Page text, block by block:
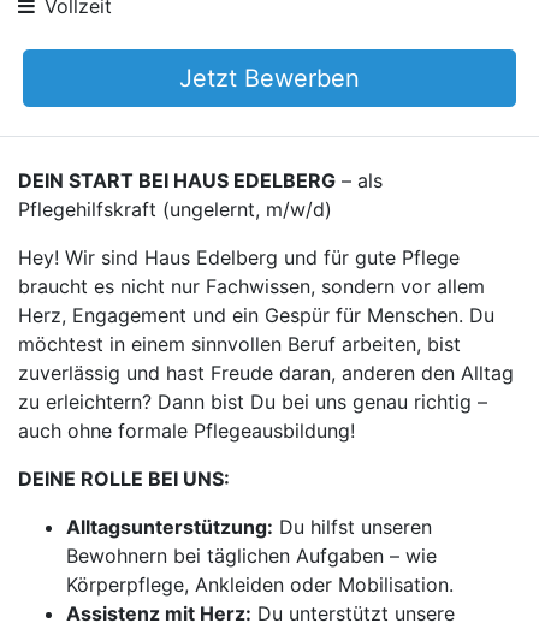
Vollzeit
Jetzt Bewerben
DEIN START BEI HAUS EDELBERG – als
Pflegehilfskraft (ungelernt, m/w/d)
Hey! Wir sind Haus Edelberg und für gute Pflege
braucht es nicht nur Fachwissen, sondern vor allem
Herz, Engagement und ein Gespür für Menschen. Du
möchtest in einem sinnvollen Beruf arbeiten, bist
zuverlässig und hast Freude daran, anderen den Alltag
zu erleichtern? Dann bist Du bei uns genau richtig –
auch ohne formale Pflegeausbildung!
DEINE ROLLE BEI UNS:
Alltagsunterstützung: Du hilfst unseren
Bewohnern bei täglichen Aufgaben – wie
Körperpflege, Ankleiden oder Mobilisation.
Assistenz mit Herz: Du unterstützt unsere